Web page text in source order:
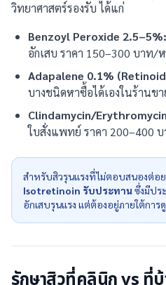
วิทยาศาสตร์รองรับ ได้แก่
Benzoyl Peroxide 2.5–5%:
อักเสบ ราคา 150–300 บาท/
Adapalene 0.1%
บางชนิดหาซื้อได้เองในร้านข
Clindamycin/
ใบสั่งแพทย์ ราคา 200–400
สำหรับสิวรุนแรงที่ไม่ตอบสนองต่อ
Isotretinoin รับประทานซึ่งมีปร
อักเสบรุนแรง แต่ต้องอยู่ภายใต้กา